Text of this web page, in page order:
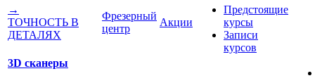
→
ТОЧНОСТЬ В
ДЕТАЛЯХ
3D сканеры
Фрезерный
центр
Акции
Предстоящие
курсы
Записи
курсов